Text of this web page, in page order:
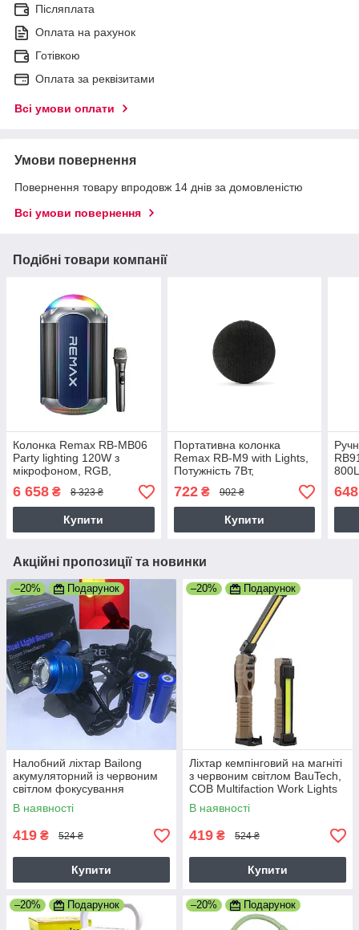
Післяплата
Оплата на рахунок
Готівкою
Оплата за реквізитами
Всі умови оплати
Умови повернення
Повернення товару впродовж 14 днів за домовленістю
Всі умови повернення
Подібні товари компанії
Колонка Remax RB-MB06
Party lighting 120W з
мікрофоном, RGB,
5400mAh (36,1*20*20 см)
6 658 ₴ 8 323 ₴
Купити
Портативна колонка
Remax RB-M9 with Lights,
Потужність 7Вт,
15,5х8,1х4,4 см, чорна
722₴ 902 ₴
Купити
648
Акційні пропозиції та новинки
–20% Подарунок
Налобний ліхтар Bailong
акумуляторний із червоним
світлом фокусування
променя Police
В наявності
419 ₴ 524 ₴
Купити
–20% Подарунок
Ліхтар кемпінговий на магніті
з червоним світлом BauTech,
COB Multifaction Work Lights
PL 380, Powerbank (PL 380)
В наявності
419 ₴ 524 ₴
Купити
–20% Подарунок –20% Подарунок